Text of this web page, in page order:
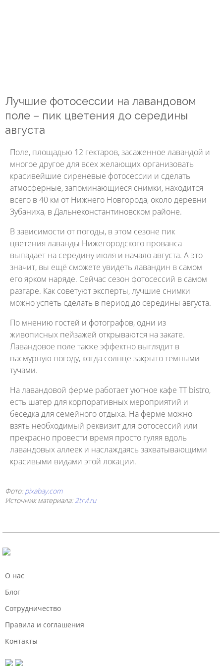
Лучшие фотосессии на лавандовом
поле – пик цветения до середины
августа
Поле, площадью 12 гектаров, засаженное лавандой и
многое другое для всех желающих организовать
красивейшие сиреневые фотосессии и сделать
атмосферные, запоминающиеся снимки, находится
всего в 40 км от Нижнего Новгорода, около деревни
Зубаниха, в Дальнеконстантиновском районе.
В зависимости от погоды, в этом сезоне пик
цветения лаванды Нижегородского прованса
выпадает на середину июля и начало августа. А это
значит, вы ещё сможете увидеть лавандин в самом
его ярком наряде. Сейчас сезон фотосессий в самом
разгаре. Как советуют эксперты, лучшие снимки
можно успеть сделать в период до середины августа.
По мнению гостей и фотографов, одни из
живописных пейзажей открываются на закате.
Лавандовое поле также эффектно выглядит в
пасмурную погоду, когда солнце закрыто темными
тучами.
На лавандовой ферме работает уютное кафе TT bistro,
есть шатер для корпоративных мероприятий и
беседка для семейного отдыха. На ферме можно
взять необходимый реквизит для фотосессий или
прекрасно провести время просто гуляя вдоль
лавандовых аллеек и наслаждаясь захватывающими
красивыми видами этой локации.
Фото: pixabay.com
Источник материала: 2trvl.ru
О нас
Блог
Сотрудничество
Правила и соглашения
Контакты